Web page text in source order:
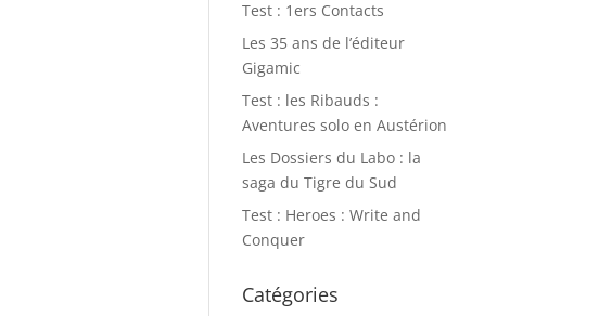
Test : 1ers Contacts
Les 35 ans de l’éditeur
Gigamic
Test : les Ribauds :
Aventures solo en Austérion
Les Dossiers du Labo : la
saga du Tigre du Sud
Test : Heroes : Write and
Conquer
Catégories